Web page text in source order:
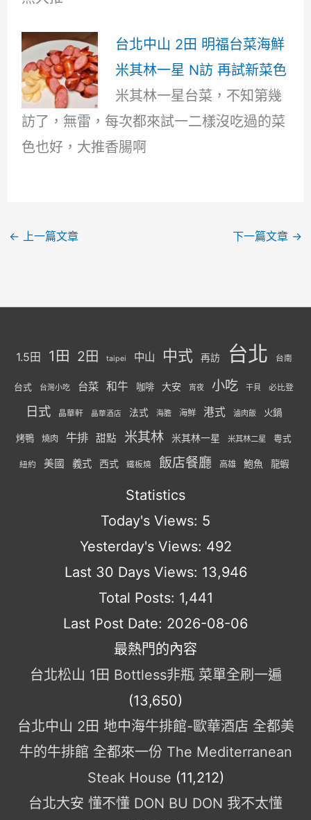
台北中山 2田 明福台菜海鮮
米其林一星 N訪 再試新菜色
米其林一星台菜，不知第幾
訪了，無雷，每次都來試一二樣沒吃過的菜
色也好，大推香腸啊
← 上一篇文章 下一篇文章 →
1.5田 1田 2田 taipei 中山 中式 再訪 台北 台南
台式 台灣小吃 台菜 和牛 咖啡 大安 宵夜 小吃 干貝 必比登
日式 晶華軒 晶華酒店 法式 海膽 海鮮 港式 滷肉飯 火鍋
烤鴨 燒肉 牛排 甜點 米其林 米其林一星 米其林二星 粵式
紐約 美國 義式 西式 鐵板燒 飯店餐廳 高雄 鮑魚 龍蝦
Statistics
Today's Views: 5
Yesterday's Views: 492
Last 30 Days Views: 13,946
Total Posts: 1,441
Last Post Date: 2026-08-06
最熱門的內容
台北松山 1田 Bottless非瓶 菜單全刷一遍
(13,650)
台北中山 2田 地中海牛排館-歐華酒店 全都美
牛的牛排館 全都來一份 The Mediterranean
Steak House (11,212)
台北大安 懂不懂 DON BU DON 我不太懂